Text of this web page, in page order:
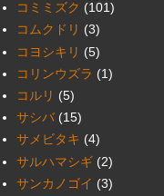
コミミズク (101)
コムクドリ (3)
コヨシキリ (5)
コリンウズラ (1)
コルリ (5)
サシバ (15)
サメビタキ (4)
サルハマシギ (2)
サンカノゴイ (3)